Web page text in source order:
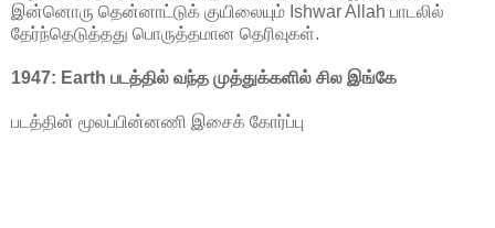
இன்னொரு தென்னாட்டுக் குயிலையும் Ishwar Allah பாடலில்
தேர்ந்தெடுத்தது பொருத்தமான தெரிவுகள்.
1947: Earth படத்தில் வந்த முத்துக்களில் சில இங்கே
படத்தின் மூலப்பின்னணி இசைக் கோர்ப்பு